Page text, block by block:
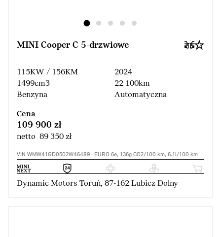
MINI Cooper C 5-drzwiowe
115KW / 156KM
1499cm3
Benzyna
2024
22 100km
Automatyczna
Cena
109 900 zł
netto 89 350 zł
VIN WMW41GD0502W46489 | EURO 6e, 136g CO2/100 km, 6.1l/100 km
Dynamic Motors Toruń, 87-162 Lubicz Dolny